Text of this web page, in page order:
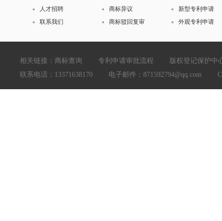
人才招聘
联系我们
商标异议
商标驳回复审
新型专利申请
外观专利申请
相关链接： 商标查询 专利申请审批流程
版权登记保护中
联系电话：13371638170 电子邮件：871592794@qq.com